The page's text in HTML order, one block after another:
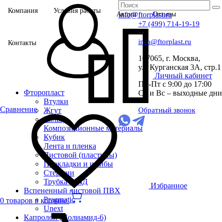
Личный кабинет
Фторопласт
Втулки
Жгут
Кольца
Композиционные материалы
Кубик
Лента и пленка
Листовой (пластины)
Прокладки и шайбы
Стержни
Трубка Ф-4Д
Вспененный листовой ПВХ
Pragmatic
Unext
Капролон (Полиамид-6)
Компания Условия работы Акции Отзывы
Контакты
Сравнение
Избранное
0 товаров в корзине
info@ftorplast.ru
+7 (499) 714-19-19
info@ftorplast.ru
107065, г. Москва,
ул. Курганская 3А, стр.1
Пн-Пт с 9:00 до 17:00
Сб и Вс – выходные дни
Обратный звонок